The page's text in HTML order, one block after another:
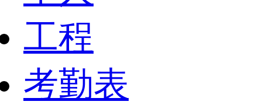
工程
考勤表